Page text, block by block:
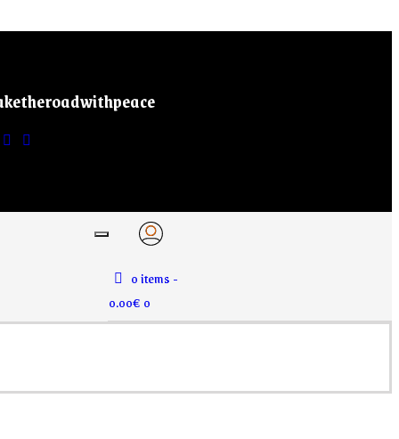
0 items -
0.00€ 0